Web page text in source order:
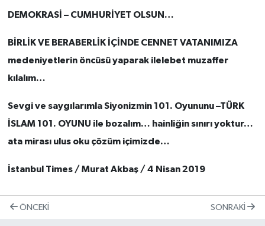
DEMOKRASİ – CUMHURİYET OLSUN…
BİRLİK VE BERABERLİK İÇİNDE CENNET VATANIMIZA
medeniyetlerin öncüsü yaparak ilelebet muzaffer
kılalım…
Sevgi ve saygılarımla Siyonizmin 101. Oyununu –TÜRK
İSLAM 101. OYUNU ile bozalım… hainliğin sınırı yoktur…
ata mirası ulus oku çözüm içimizde…
İstanbul Times / Murat Akbaş / 4 Nisan 2019
ÖNCEKI SONRAKI